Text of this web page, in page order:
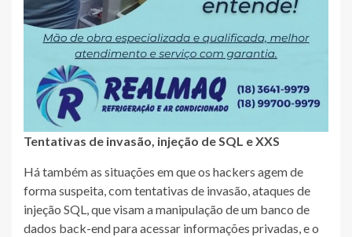
Tentativas de invasão, injeção de SQL e XXS
Há também as situações em que os hackers agem de
forma suspeita, com tentativas de invasão, ataques de
injeção SQL, que visam a manipulação de um banco de
dados back-end para acessar informações privadas, e o